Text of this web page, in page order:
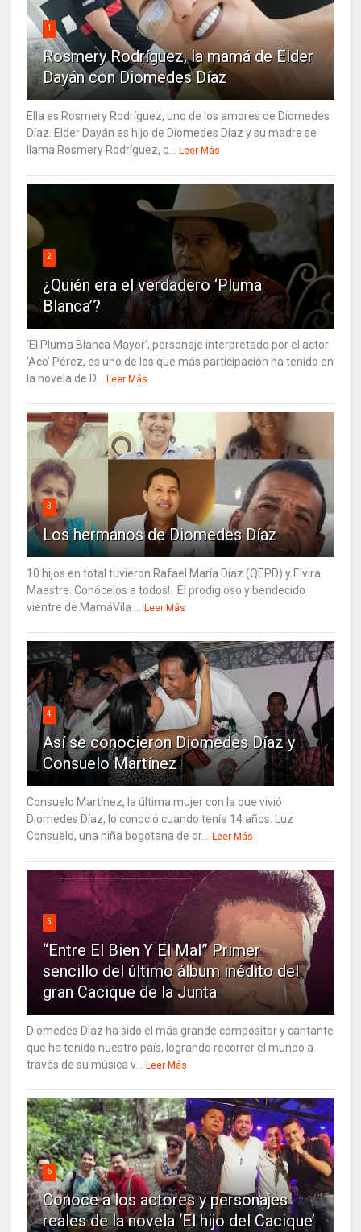
1
Rosmery Rodríguez, la mamá de Elder
Dayán con Diomedes Díaz
Ella es Rosmery Rodríguez, uno de los amores de Diomedes
Díaz. Elder Dayán es hijo de Diomedes Díaz y su madre se
llama Rosmery Rodríguez, c...
Leer Más
2
¿Quién era el verdadero ‘Pluma
Blanca’?
‘El Pluma Blanca Mayor’, personaje interpretado por el actor
‘Aco’ Pérez, es uno de los que más participación ha tenido en
la novela de D...
Leer Más
3
Los hermanos de Diomedes Díaz
10 hijos en total tuvieron Rafael María Díaz (QEPD) y Elvira
Maestre. Conócelos a todos!. El prodigioso y bendecido
vientre de MamáVila ...
Leer Más
4
Así se conocieron Diomedes Díaz y
Consuelo Martínez
Consuelo Martínez, la última mujer con la que vivió
Diomedes Díaz, lo conoció cuando tenía 14 años. Luz
Consuelo, una niña bogotana de or...
Leer Más
5
“Entre El Bien Y El Mal” Primer
sencillo del último álbum inédito del
gran Cacique de la Junta
Diomedes Diaz ha sido el más grande compositor y cantante
que ha tenido nuestro país, logrando recorrer el mundo a
través de su música v...
Leer Más
6
Conoce a los actores y personajes
reales de la novela ‘El hijo del Cacique’